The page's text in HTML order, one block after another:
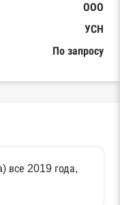
ООО
УСН
По запросу
все 2019 года,